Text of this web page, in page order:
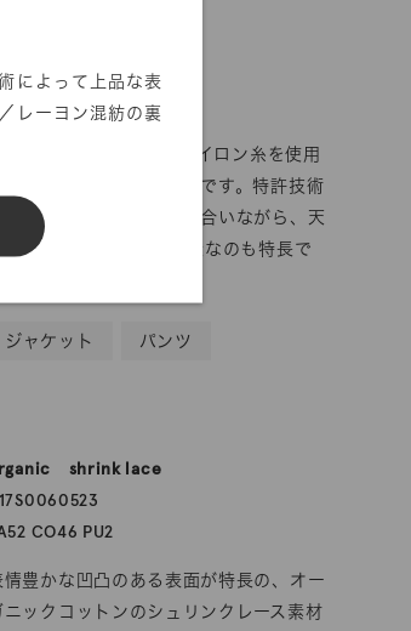
によって上品な表
レーヨン混紡の裏
デニールの超極細ナイロン糸を使用
た、珍しい人工皮革素材です。特許技術
より天然皮革のような風合いながら、天
皮革に比べ30％ほど軽量なのも特長で
ジャケット パンツ
shrink lace
CO46 PU2
情豊かな凹凸のある表面が特長の、オー
ニックコットンのシュリンクレース素材